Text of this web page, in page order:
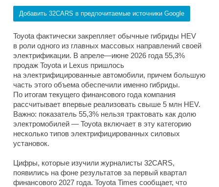
Добавить 32CARS в предпочитаемые источники Google
Toyota фактически закрепляет обычные гибриды HEV
в роли одного из главных массовых направлений своей
электрификации. В апреле—июне 2026 года 55,3%
продаж Toyota и Lexus пришлось
на электрифицированные автомобили, причем большую
часть этого объема обеспечили именно гибриды.
По итогам текущего финансового года компания
рассчитывает впервые реализовать свыше 5 млн HEV.
Важно: показатель 55,3% нельзя трактовать как долю
электромобилей — Toyota включает в эту категорию
несколько типов электрифицированных силовых
установок.
Цифры, которые изучили журналисты 32CARS,
появились на фоне результатов за первый квартал
финансового 2027 года. Toyota Times сообщает, что